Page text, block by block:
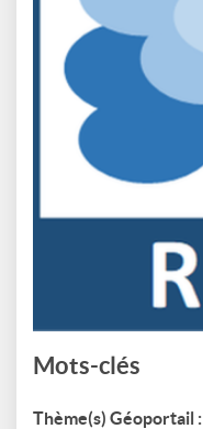
Mots-clés
Thème(s) Géoportail :